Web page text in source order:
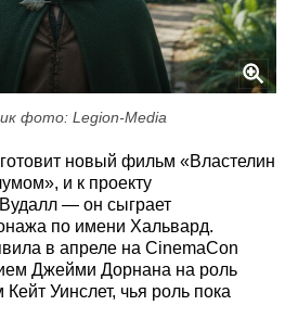
фото: Legion-Media
новый фильм «Властелин
и к проекту
— он сыграет
по имени Хальвард.
в апреле на CinemaCon
Джейми Дорнана на роль
Уинслет, чья роль пока